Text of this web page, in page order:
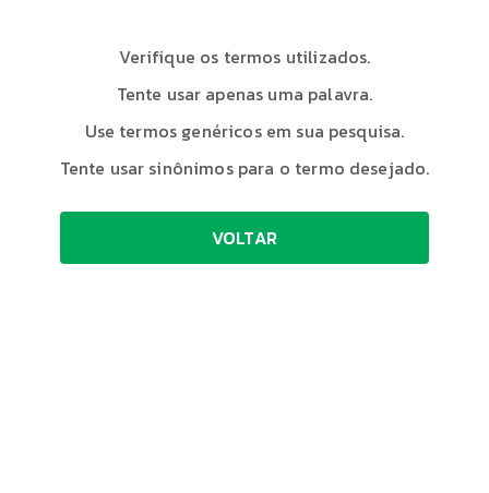
Verifique os termos utilizados.
Tente usar apenas uma palavra.
Use termos genéricos em sua pesquisa.
Tente usar sinônimos para o termo desejado.
VOLTAR